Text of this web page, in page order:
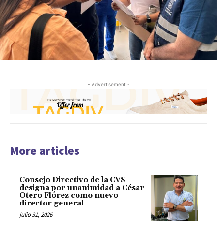
- Advertisement -
More articles
Consejo Directivo de la CVS
designa por unanimidad a César
Otero Flórez como nuevo
director general
julio 31, 2026